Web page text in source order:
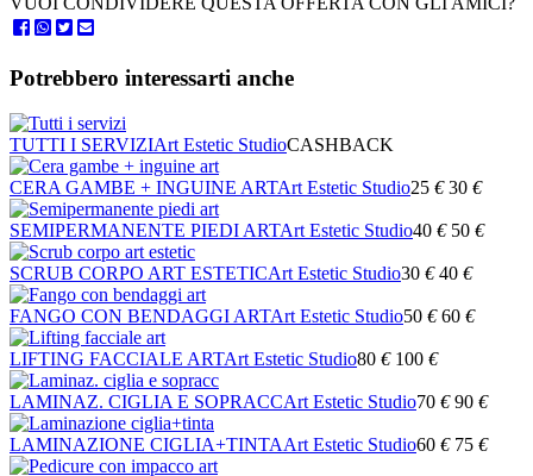
Potrebbero interessarti anche
TUTTI I SERVIZIArt Estetic StudioCASHBACK
CERA GAMBE + INGUINE ARTArt Estetic Studio25 € 30 €
SEMIPERMANENTE PIEDI ARTArt Estetic Studio40 € 50 €
SCRUB CORPO ART ESTETICArt Estetic Studio30 € 40 €
FANGO CON BENDAGGI ARTArt Estetic Studio50 € 60 €
LIFTING FACCIALE ARTArt Estetic Studio80 € 100 €
LAMINAZ. CIGLIA E SOPRACCArt Estetic Studio70 € 90 €
LAMINAZIONE CIGLIA+TINTAArt Estetic Studio60 € 75 €